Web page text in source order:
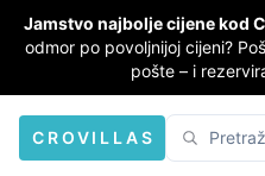
Jamstvo najbolje cijene kod
odmor po povoljnijoj cijeni?
pošte – i
CROVILLAS